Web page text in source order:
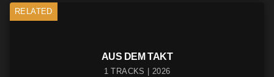
RELATED
AUS DEM TAKT
1 TRACKS | 2026